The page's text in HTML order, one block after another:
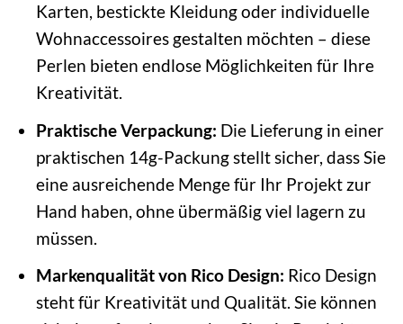
Karten, bestickte Kleidung oder individuelle
Wohnaccessoires gestalten möchten – diese
Perlen bieten endlose Möglichkeiten für Ihre
Kreativität.
Praktische Verpackung: Die Lieferung in einer
praktischen 14g-Packung stellt sicher, dass Sie
eine ausreichende Menge für Ihr Projekt zur
Hand haben, ohne übermäßig viel lagern zu
müssen.
Markenqualität von Rico Design: Rico Design
steht für Kreativität und Qualität. Sie können